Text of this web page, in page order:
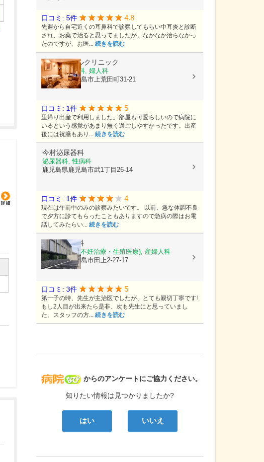
病院なび
からのアンケートにご協力ください。
知りたい情報は見つかりましたか?
はい いいえ
口コミ: 5件 4.8
先週から自宅近くの耳鼻科で診察してもらい中耳炎と診断
され、お薬で治ると思ってましたが、なかなか治らなかっ
たのですが、お医... 続きを読む
平野エンゼルクリニック
産婦人科, 産科, 婦人科
鹿児島県鹿児島市上荒田町31-21
口コミ: 1件 5
里帰り出産で利用しました。部屋も可愛らしいので病院に
いるという感覚があまり無く過ごしやすかったです。出産
後には祝膳もあり... 続きを読む
今村泌尿器科
泌尿器科, 性病科
鹿児島県鹿児島市武1丁目26-14
口コミ: 1件 4
現在は午前中のみの診察みたいです。 以前、急な体調不良
で夕方に診てもらったこともありますので急病の際はお電
話してみたらい... 続きを読む
徳永産婦人科
産科, 婦人科(不妊治療・生殖医療), 産婦人科
鹿児島県鹿児島市田上2-27-17
口コミ: 3件 5
第一子の時、先生が主治医でしたが、とても親切丁寧です!
もし2人目が出来たら是非、次も先生にと思っていまし
た。スタッフの方... 続きを読む